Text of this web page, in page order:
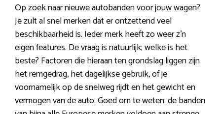
Op zoek naar nieuwe autobanden voor jouw wagen?
Je zult al snel merken dat er ontzettend veel
beschikbaarheid is. Ieder merk heeft zo weer z’n
eigen features. De vraag is natuurlijk; welke is het
beste? Factoren die hieraan ten grondslag liggen zijn
het remgedrag, het dagelijkse gebruik, of je
voornamelijk op de snelweg rijdt en het gewicht en
vermogen van de auto. Goed om te weten: de banden